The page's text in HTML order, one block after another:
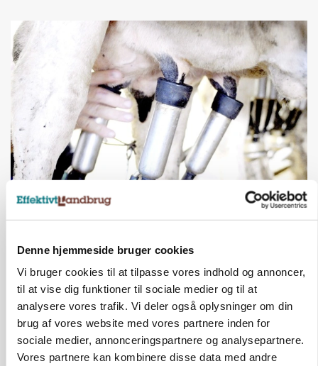
Denne hjemmeside bruger cookies
Vi bruger cookies til at tilpasse vores indhold og annoncer,
til at vise dig funktioner til sociale medier og til at
analysere vores trafik. Vi deler også oplysninger om din
brug af vores website med vores partnere inden for
sociale medier, annonceringspartnere og analysepartnere.
Vores partnere kan kombinere disse data med andre
MARKED
Russisk mælkepris dykker 23 procent